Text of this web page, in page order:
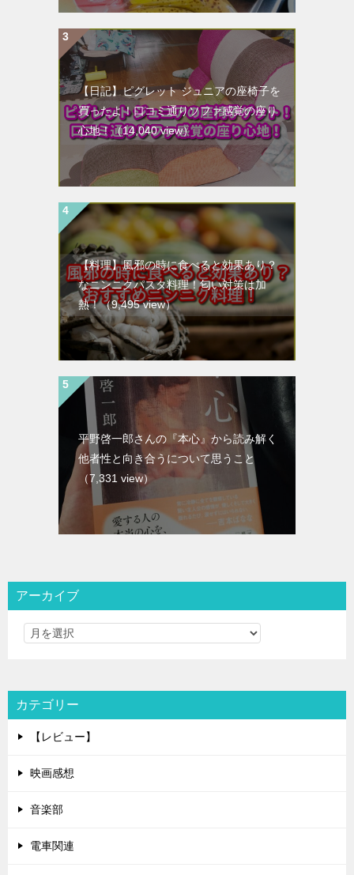
【日記】ピグレット ジュニアの座椅子を
買ったよ！口コミ通りソファ感覚の座り
心地！（14,040 view）
【料理】風邪の時に食べると効果あり？
なニンニクパスタ料理！匂い対策は加
熱！（9,495 view）
平野啓一郎さんの『本心』から読み解く
他者性と向き合うについて思うこと
（7,331 view）
アーカイブ
カテゴリー
【レビュー】
映画感想
音楽部
電車関連